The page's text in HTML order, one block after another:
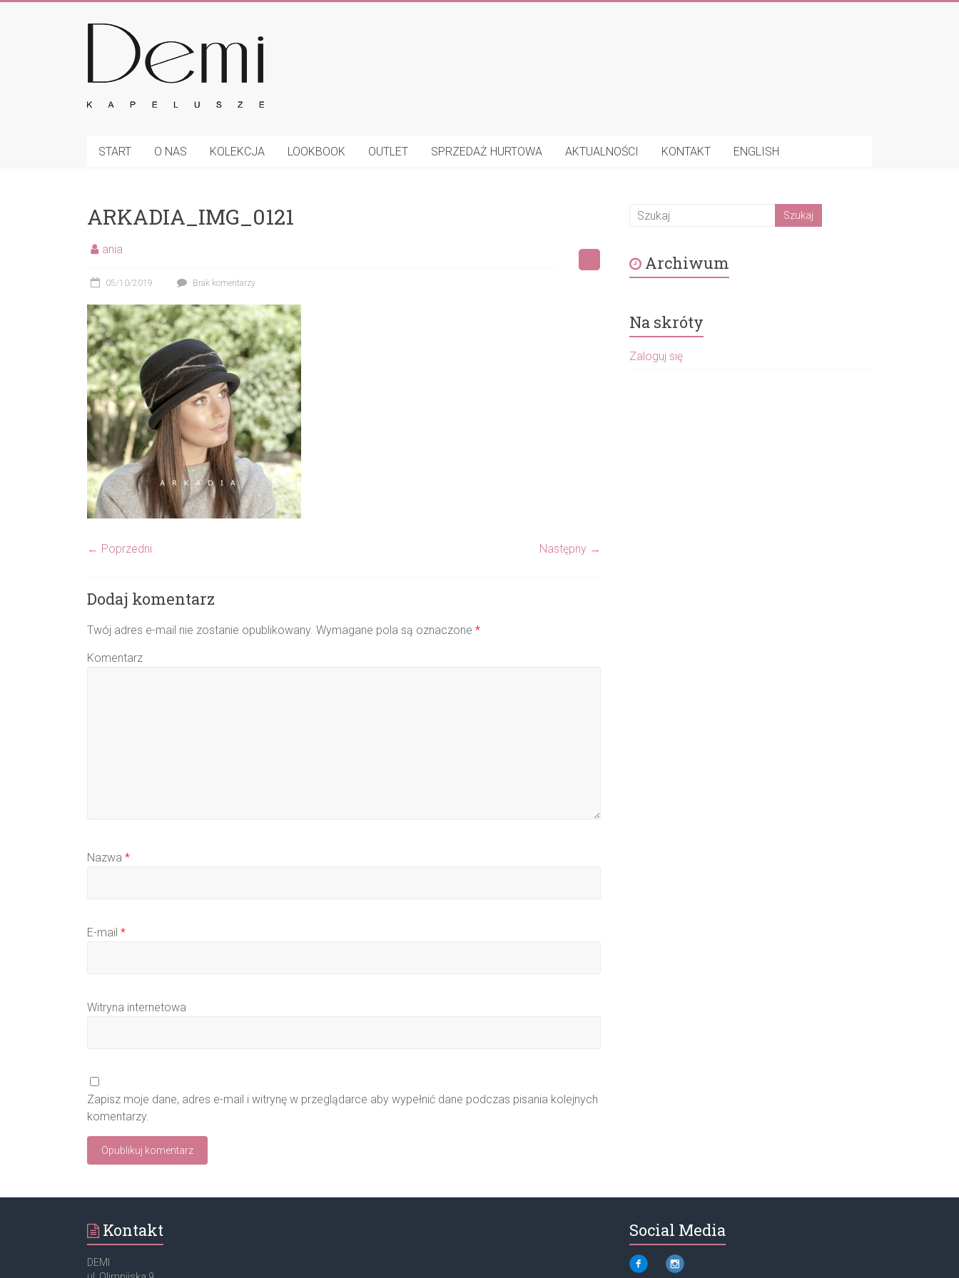
Demi
kapelusze
kapelusze
nakrycia
głowy
START O NAS KOLEKCJA LOOKBOOK OUTLET SPRZEDAŻ HURTOWA AKTUALNOŚCI KONTAKT ENGLISH
ARKADIA_IMG_0121
ania
05/10/2019 Brak komentarzy
← Poprzedni Następny →
Dodaj komentarz
Twój adres e-mail nie zostanie opublikowany. Wymagane pola są oznaczone *
Komentarz
Nazwa *
E-mail *
Witryna internetowa
Zapisz moje dane, adres e-mail i witrynę w przeglądarce aby wypełnić dane podczas pisania kolejnych
komentarzy.
Archiwum
Na skróty
Zaloguj się
Kontakt
DEMI
Social Media